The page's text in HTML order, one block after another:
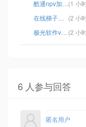
酷通npv加速器下载官网(1 小
在线梯子网址 (2 小
极光软件vp官网下载 (2 小
6 人参与回答
匿名用户